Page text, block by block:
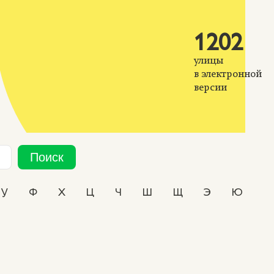
1202
улицы
в электронной
версии
Поиск
У Ф Х Ц Ч Ш Щ Э Ю